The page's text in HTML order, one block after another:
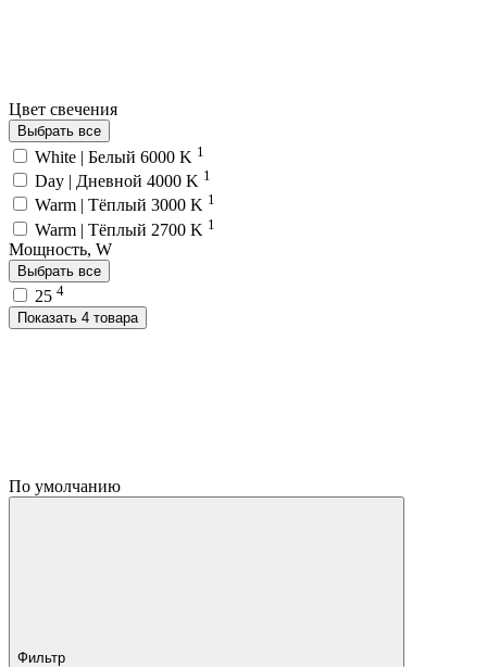
Цвет свечения
Выбрать все
White | Белый 6000 K 1
Day | Дневной 4000 K 1
Warm | Тёплый 3000 K 1
Warm | Тёплый 2700 K 1
Мощность, W
Выбрать все
25 4
Показать 4 товара
По умолчанию
Фильтр